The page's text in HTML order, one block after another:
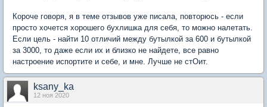
Короче говоря, я в теме отзывов уже писала, повторюсь - если
просто хочется хорошего бухлишка для себя, то можно налетать.
Если цель - найти 10 отличий между бутылкой за 600 и бутылкой
за 3000, то даже если их и близко не найдете, все равно
настроение испортите и себе, и мне. Лучше не стОит.
ksany_ka
12 ноя 2020